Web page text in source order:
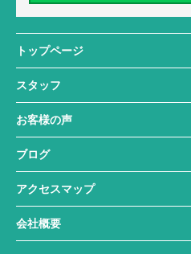
トップページ
スタッフ
お客様の声
ブログ
アクセスマップ
会社概要